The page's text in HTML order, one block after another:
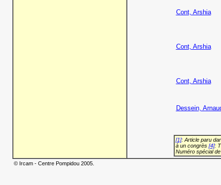
Cont, Arshia
Cont, Arshia
Cont, Arshia
Dessein,
[1]: Article paru
à un congrès [4]:
Numéro spécial
© Ircam - Centre Pompidou 2005.